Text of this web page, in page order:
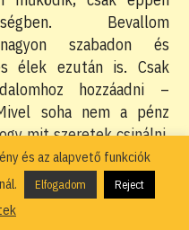
Bevallom
szabadon és
élek ezután is. Csak
hozzáadni –
soha nem a pénz
mit szeretek csinálni.
olyan mellékes
jött, soha nem tudtam
éppen hajhászni,
és az alapvető funkciók
Elfogadom Reject